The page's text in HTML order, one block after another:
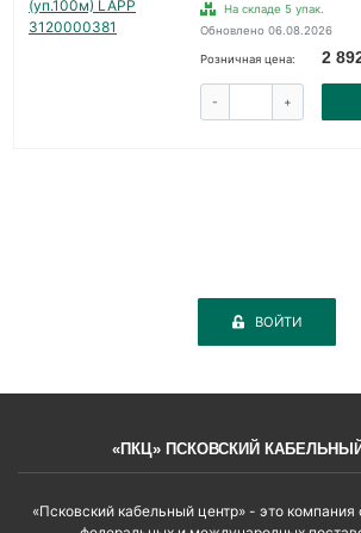
На складе 5 упак.
Обновлено 06.08.2026
Розничная цена: 2
- +
ВОЙТИ
«ПКЦ» ПСКОВСКИЙ
«Псковский кабельный центр» - это